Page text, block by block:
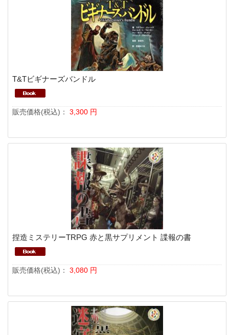
T&Tビギナーズバンドル
販売価格(税込)： 3,300 円
捏造ミステリーTRPG 赤と黒サプリメント 諜報の書
販売価格(税込)： 3,080 円